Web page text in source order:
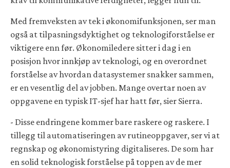
Med fremveksten av tek i økonomifunksjonen, ser man
også at tilpasningsdyktighet og teknologiforståelse er
viktigere enn før. Økonomiledere sitter i dag i en
posisjon hvor innkjøp av teknologi, og en overordnet
forståelse av hvordan datasystemer snakker sammen,
er en vesentlig del av jobben. Mange overtar noen av
oppgavene en typisk IT-sjef har hatt før, sier Sierra.
- Disse endringene kommer bare raskere og raskere. I
tillegg til automatiseringen av rutineoppgaver, ser vi at
regnskap og økonomistyring digitaliseres. De som har
en solid teknologisk forståelse på toppen av de mer